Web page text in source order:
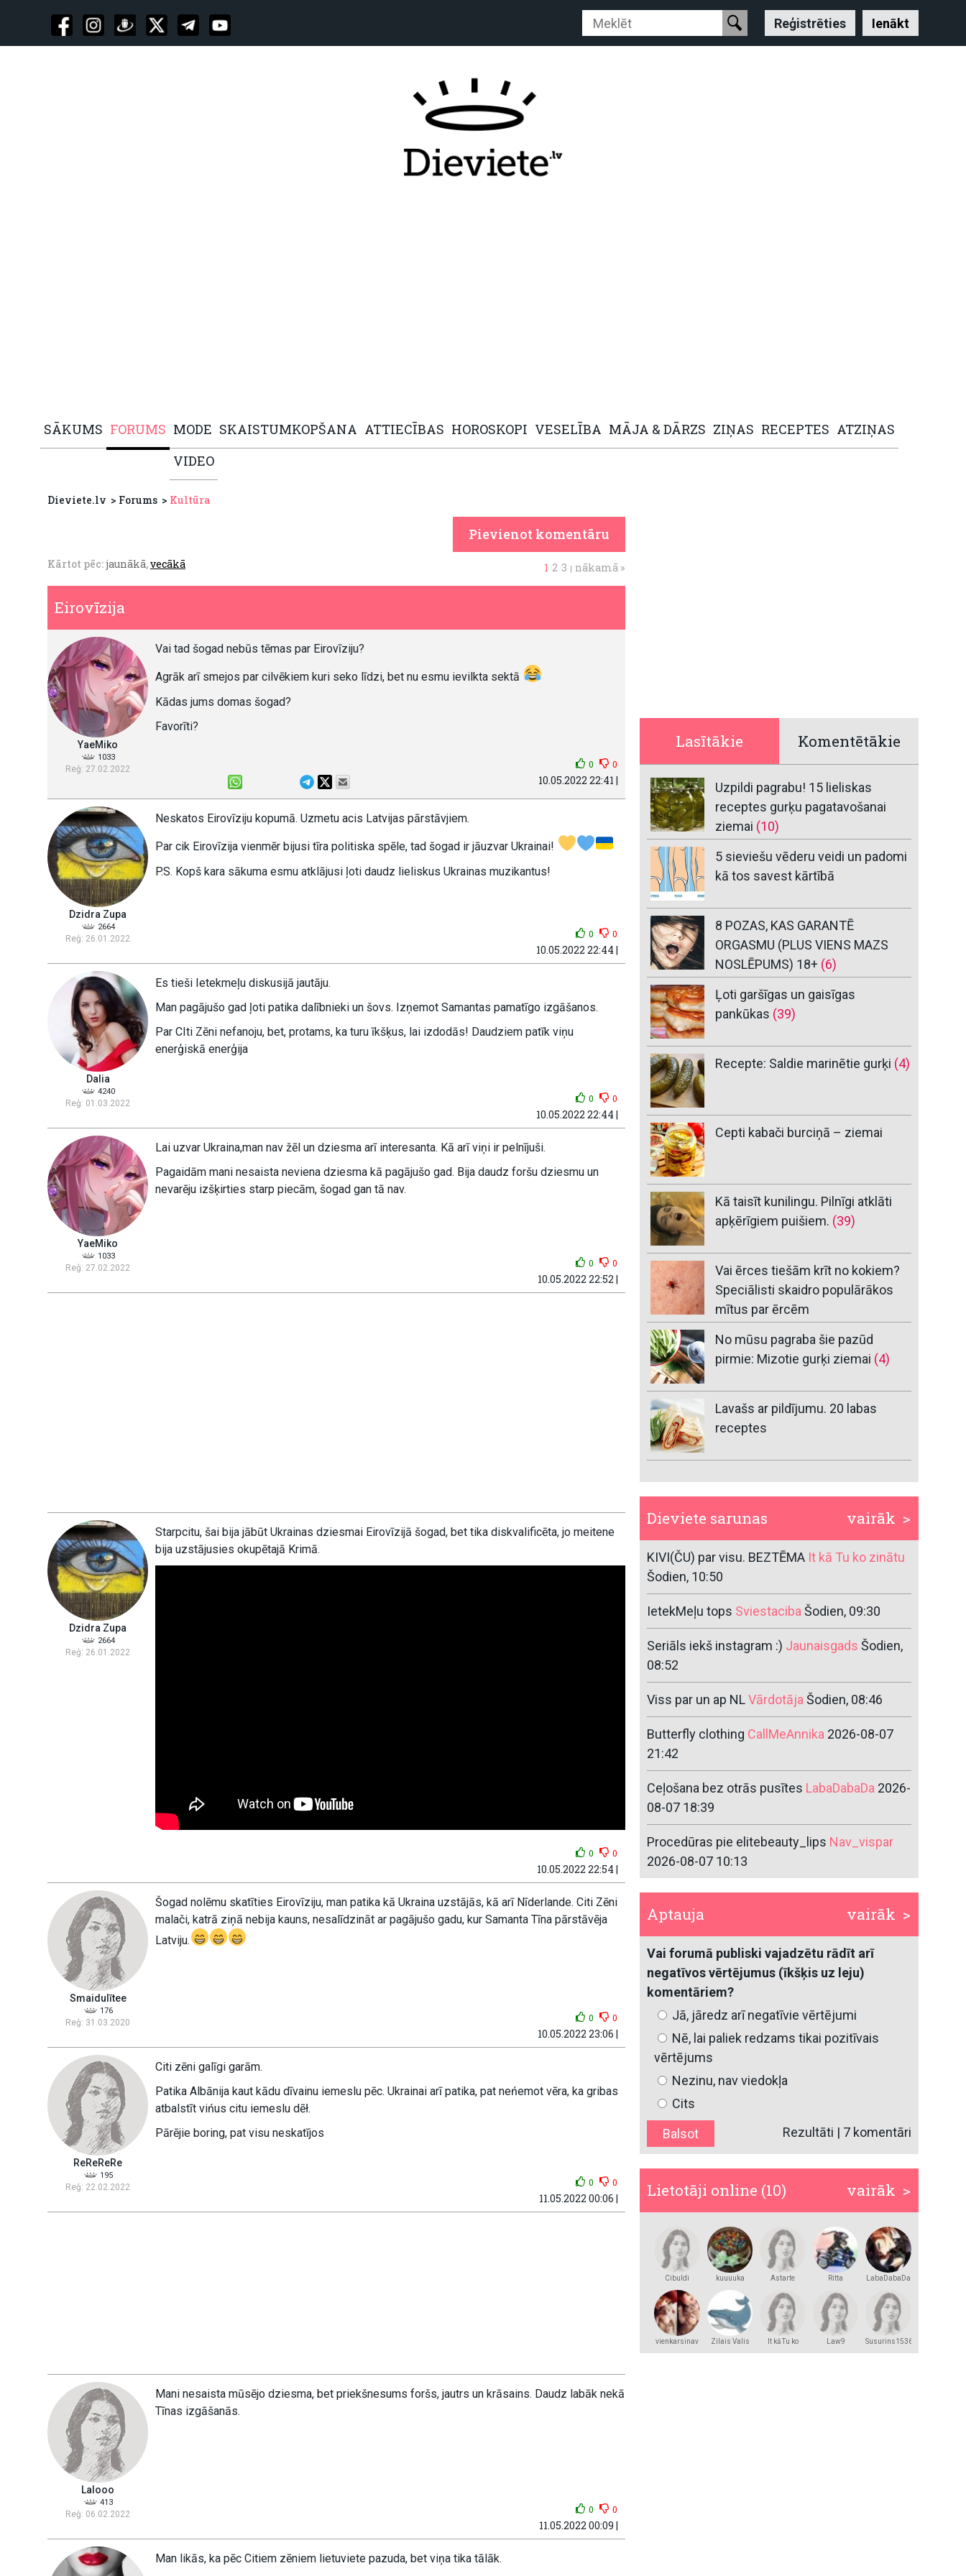
Reģistrēties Ienākt
SĀKUMS FORUMS MODE SKAISTUMKOPŠANA ATTIECĪBAS HOROSKOPI VESELĪBA MĀJA & DĀRZS ZIŅAS RECEPTES ATZIŅAS
VIDEO
Dieviete.lv Forums Kultūra
Pievienot komentāru
Kārtot pēc:jaunākā,vecākā 1 2 3 nākamā »
Eirovīzija
YaeMiko
1033
Reģ: 27.02.2022
Vai tad šogad nebūs tēmas par Eirovīziju?
Agrāk arī smejos par cilvēkiem kuri seko līdzi, bet nu esmu ievilkta sektā
Kādas jums domas šogad?
Favorīti?
0 0
10.05.2022 22:41 |
Dzidra Zupa
2664
Reģ: 26.01.2022
Neskatos Eirovīziju kopumā. Uzmetu acis Latvijas pārstāvjiem.
Par cik Eirovīzija vienmēr bijusi tīra politiska spēle, tad šogad ir jāuzvar Ukrainai!
P.S. Kopš kara sākuma esmu atklājusi ļoti daudz lieliskus Ukrainas muzikantus!
0 0
10.05.2022 22:44 |
Dalia
4240
Reģ: 01.03.2022
Es tieši Ietekmeļu diskusijā jautāju.
Man pagājušo gad ļoti patika dalībnieki un šovs. Izņemot Samantas pamatīgo izgāšanos.
Par CIti Zēni nefanoju, bet, protams, ka turu īkšķus, lai izdodās! Daudziem patīk viņu
enerģiskā enerģija
0 0
10.05.2022 22:44 |
YaeMiko
1033
Reģ: 27.02.2022
Lai uzvar Ukraina,man nav žēl un dziesma arī interesanta. Kā arī viņi ir pelnījuši.
Pagaidām mani nesaista neviena dziesma kā pagājušo gad. Bija daudz foršu dziesmu un
nevarēju izšķirties starp piecām, šogad gan tā nav.
0 0
10.05.2022 22:52 |
Dzidra Zupa
2664
Reģ: 26.01.2022
Starpcitu, šai bija jābūt Ukrainas dziesmai Eirovīzijā šogad, bet tika diskvalificēta, jo meitene
bija uzstājusies okupētajā Krimā.
0 0
10.05.2022 22:54 |
Smaidulītee
176
Reģ: 31.03.2020
Šogad nolēmu skatīties Eirovīziju, man patika kā Ukraina uzstājās, kā arī Nīderlande. Citi Zēni
malači, katrā ziņā nebija kauns, nesalīdzināt ar pagājušo gadu, kur Samanta Tīna pārstāvēja
Latviju.
0 0
10.05.2022 23:06 |
ReReReRe
195
Reģ: 22.02.2022
Citi zēni galīgi garām.
Patika Albānija kaut kādu dīvainu iemeslu pēc. Ukrainai arī patika, pat neńemot vēra, ka gribas
atbalstīt vińus citu iemeslu dēł.
Pārējie boring, pat visu neskatījos
0 0
11.05.2022 00:06 |
Lalooo
413
Reģ: 06.02.2022
Mani nesaista mūsējo dziesma, bet priekšnesums foršs, jautrs un krāsains. Daudz labāk nekā
Tīnas izgāšanās.
0 0
11.05.2022 00:09 |
Man likās, ka pēc Citiem zēniem lietuviete pazuda, bet viņa tika tālāk.
Lasītākie Komentētākie
Uzpildi pagrabu! 15 lieliskas
receptes gurķu pagatavošanai
ziemai (10)
5 sieviešu vēderu veidi un padomi
kā tos savest kārtībā
8 POZAS, KAS GARANTĒ
ORGASMU (PLUS VIENS MAZS
NOSLĒPUMS) 18+ (6)
Ļoti garšīgas un gaisīgas
pankūkas (39)
Recepte: Saldie marinētie gurķi (4)
Cepti kabači burciņā – ziemai
Kā taisīt kunilingu. Pilnīgi atklāti
apķērīgiem puišiem. (39)
Vai ērces tiešām krīt no kokiem?
Speciālisti skaidro populārākos
mītus par ērcēm
No mūsu pagraba šie pazūd
pirmie: Mizotie gurķi ziemai (4)
Lavašs ar pildījumu. 20 labas
receptes
vairāk >
Dieviete sarunas
KIVI(ČU) par visu. BEZTĒMA It kā Tu ko zinātu
Šodien, 10:50
IetekMeļu tops SviestacibaŠodien, 09:30
Seriāls iekš instagram :) Jaunaisgads Šodien,
08:52
Viss par un ap NLVārdotājaŠodien, 08:46
Butterfly clothing CallMeAnnika 2026-08-07
21:42
Ceļošana bez otrās pusītes LabaDabaDa 2026-
08-07 18:39
Procedūras pie elitebeauty_lips Nav_vispar
2026-08-07 10:13
vairāk >
Aptauja
Vai forumā publiski vajadzētu rādīt arī
negatīvos vērtējumus (īkšķis uz leju)
komentāriem?
Jā, jāredz arī negatīvie vērtējumi
Nē, lai paliek redzams tikai pozitīvais
vērtējums
Nezinu, nav viedokļa
Cits
Rezultāti | 7 komentāri
vairāk >
Lietotāji online (10)
Cibuldi kuuuuka Astarte Ritta LabaDabaDa
vienkarsinav Zilais Valis
It kā Tu ko
Law9 Susurins1536